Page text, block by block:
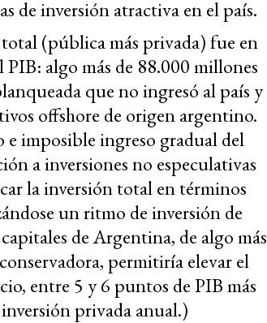
de inversión atractiva en el país.
(pública más privada) fue en
algo más de 88.000 millones
que no ingresó al país y
offshore de origen argentino.
imposible ingreso gradual del
a inversiones no especulativas
la inversión total en términos
un ritmo de inversión de
de Argentina, de algo más
permitiría elevar el
entre 5 y 6 puntos de PIB más
privada anual.)